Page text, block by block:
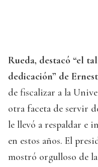
Rueda, destacó “el
dedicación” de
de fiscalizar a la
otra faceta de servir
le llevó a respaldar e
en estos años. El
mostró orgulloso de